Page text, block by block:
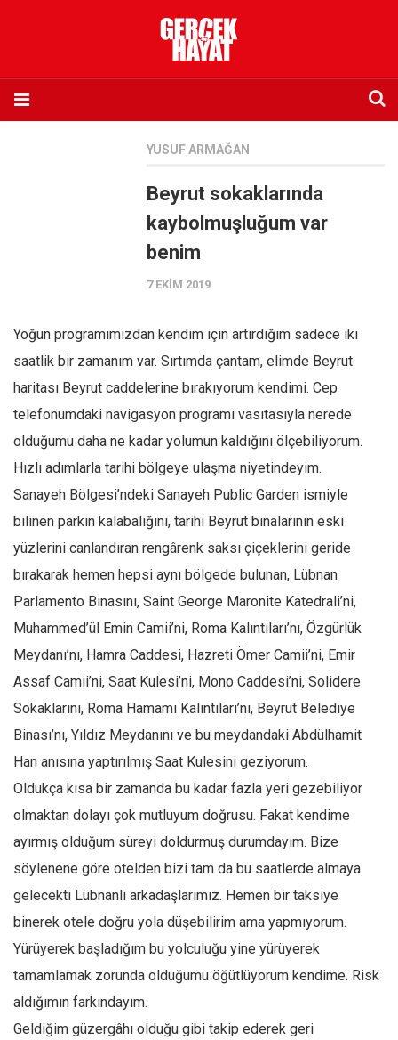
Abone olmak istiyorum
Satış noktası listesi
Twitter
Facebook
Instagram
YouTube
Editörden
Yazarlar
Yvonne Ridley
Barış Tarımcıoğlu
Ömer Kayani
Yusuf Armağan
Hasanali Yıldırım
Leyla Şerif Emin
Selçuk Türkyılmaz
Mehmet Ali Tekin
Abir E. Nahas
Bağdagül Öz
Esra Elönü
» Yazar arşivi
Bu Sayı
YUSUF ARMAĞAN
Beyrut sokaklarında
kaybolmuşluğum var
benim
7 EKIM 2019
Yoğun programımızdan kendim için artırdığım sadece iki
saatlik bir zamanım var. Sırtımda çantam, elimde Beyrut
haritası Beyrut caddelerine bırakıyorum kendimi. Cep
telefonumdaki navigasyon programı vasıtasıyla nerede
olduğumu daha ne kadar yolumun kaldığını ölçebiliyorum.
Hızlı adımlarla tarihi bölgeye ulaşma niyetindeyim.
Sanayeh Bölgesi’ndeki Sanayeh Public Garden ismiyle
bilinen parkın kalabalığını, tarihi Beyrut binalarının eski
yüzlerini canlandıran rengârenk saksı çiçeklerini geride
bırakarak hemen hepsi aynı bölgede bulunan, Lübnan
Parlamento Binasını, Saint George Maronite Katedrali’ni,
Muhammed’ül Emin Camii’ni, Roma Kalıntıları’nı, Özgürlük
Meydanı’nı, Hamra Caddesi, Hazreti Ömer Camii’ni, Emir
Assaf Camii’ni, Saat Kulesi’ni, Mono Caddesi’ni, Solidere
Sokaklarını, Roma Hamamı Kalıntıları’nı, Beyrut Belediye
Binası’nı, Yıldız Meydanını ve bu meydandaki Abdülhamit
Han anısına yaptırılmış Saat Kulesini geziyorum.
Oldukça kısa bir zamanda bu kadar fazla yeri gezebiliyor
olmaktan dolayı çok mutluyum doğrusu. Fakat kendime
ayırmış olduğum süreyi doldurmuş durumdayım. Bize
söylenene göre otelden bizi tam da bu saatlerde almaya
gelecekti Lübnanlı arkadaşlarımız. Hemen bir taksiye
binerek otele doğru yola düşebilirim ama yapmıyorum.
Yürüyerek başladığım bu yolculuğu yine yürüyerek
tamamlamak zorunda olduğumu öğütlüyorum kendime. Risk
aldığımın farkındayım.
Geldiğim güzergâhı olduğu gibi takip ederek geri